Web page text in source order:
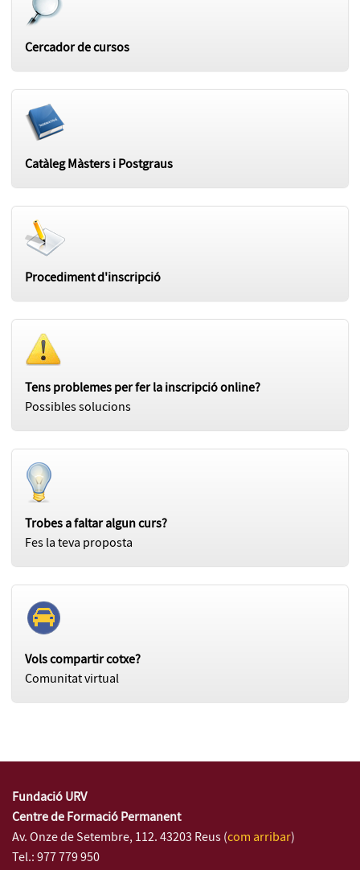
Cercador de cursos
Catàleg Màsters i Postgraus
Procediment d'inscripció
Tens problemes per fer la inscripció online?
Possibles solucions
Trobes a faltar algun curs?
Fes la teva proposta
Vols compartir cotxe?
Comunitat virtual
Fundació URV
Centre de Formació Permanent
Av. Onze de Setembre, 112. 43203 Reus (com arribar)
Tel.: 977 779 950